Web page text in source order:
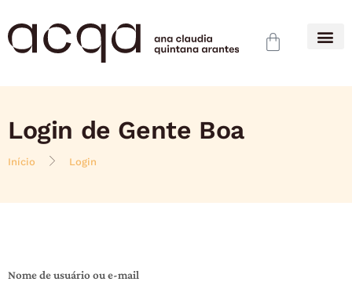
Login de Gente Boa
Início Login
Nome de usuário ou e-mail